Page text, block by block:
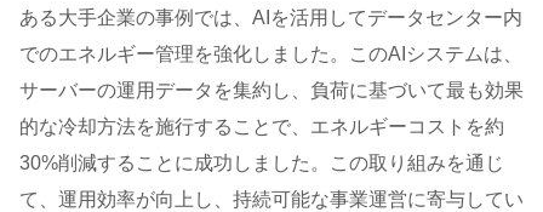
ある大手企業の事例では、AIを活用してデータセンター内
でのエネルギー管理を強化しました。このAIシステムは、
サーバーの運用データを集約し、負荷に基づいて最も効果
的な冷却方法を施行することで、エネルギーコストを約
30%削減することに成功しました。この取り組みを通じ
て、運用効率が向上し、持続可能な事業運営に寄与してい